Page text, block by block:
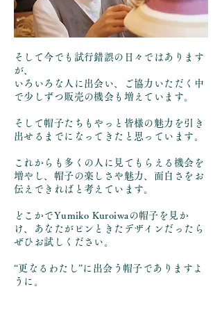
そして今でも試行錯誤の日々ではあります
が、
いろいろな人に出会い、ご協力いただく中
で少しずつ販売の機会も増えています。
そして帽子たちもやっと皆様の魅力を引き
出せるまでになってきたと思っています。
これからも多くの人に見てもらえる機会を
増やし、帽子の楽しさや魅力、面白さをお
伝えできればと考えています。
どこかでYumiko Kuroiwaの帽子を見か
け、あなたがピンときたデザインだったら
ぜひお試しください。
“更なるわたし”に出会う帽子でありますよ
うに。